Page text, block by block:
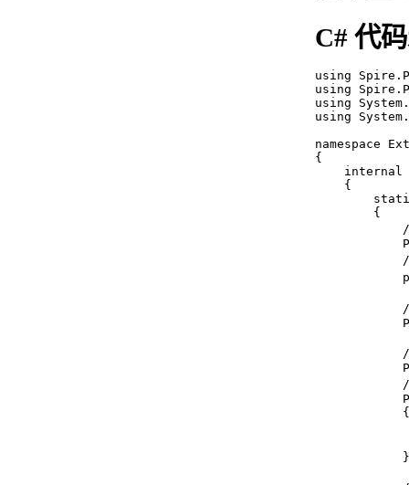
C# 代
using
using
using
using
namespace
{
internal
    {
        {
//
            {